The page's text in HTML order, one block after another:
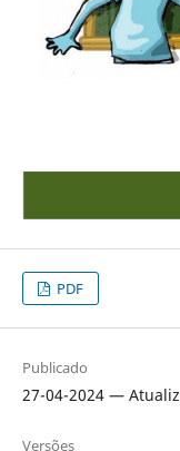
PDF
Publicado
27-04-2024 —
Versões